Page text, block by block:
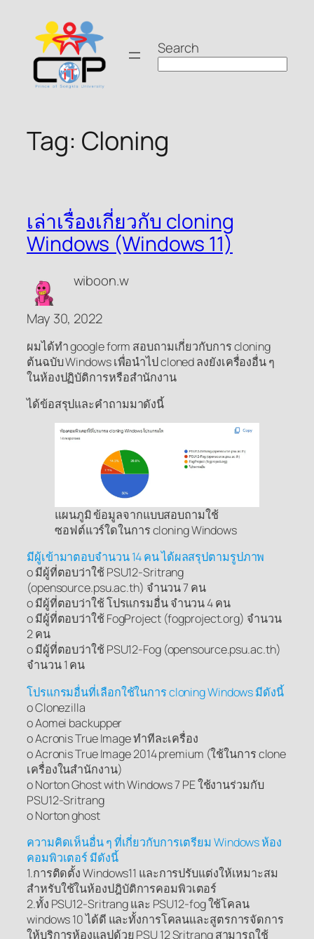
content
Search
Tag: Cloning
เล่าเรื่องเกี่ยวกับ cloning
Windows (Windows 11)
wiboon.w
May 30, 2022
ผมได้ทำ google form สอบถามเกี่ยวกับการ cloning
ต้นฉบับ Windows เพื่อนำไป cloned ลงยังเครื่องอื่น ๆ
ในห้องปฏิบัติการหรือสำนักงาน
ได้ข้อสรุปและคำถามมาดังนี้
แผนภูมิ ข้อมูลจากแบบสอบถามใช้
ซอฟต์แวร์ใดในการ cloning Windows
มีผู้เข้ามาตอบจำนวน 14 คน ได้ผลสรุปตามรูปภาพ
o มีผู้ที่ตอบว่าใช้ PSU12-Sritrang
(opensource.psu.ac.th) จำนวน 7 คน
o มีผู้ที่ตอบว่าใช้ โปรแกรมอื่น จำนวน 4 คน
o มีผู้ที่ตอบว่าใช้ FogProject (fogproject.org) จำนวน
2 คน
o มีผู้ที่ตอบว่าใช้ PSU12-Fog (opensource.psu.ac.th)
จำนวน 1 คน
โปรแกรมอื่นที่เลือกใช้ในการ cloning Windows มีดังนี้
o Clonezilla
o Aomei backupper
o Acronis True Image ทำทีละเครื่อง
o Acronis True Image 2014 premium (ใช้ในการ clone
เครื่องในสำนักงาน)
o Norton Ghost with Windows 7 PE ใช้งานร่วมกับ
PSU12-Sritrang
o Norton ghost
ความคิดเห็นอื่น ๆ ที่เกี่ยวกับการเตรียม Windows ห้อง
คอมพิวเตอร์ มีดังนี้
1.การติดตั้ง Windows11 และการปรับแต่งให้เหมาะสม
สำหรับใช้ในห้องปฎิบัติการคอมพิวเตอร์
2.ทั้ง PSU12-Sritrang และ PSU12-fog ใช้โคลน
windows 10 ได้ดี และทั้งการโคลนและสูตรการจัดการ
ให้บริการห้องแลปด้วย PSU 12 Sritrang สามารถใช้